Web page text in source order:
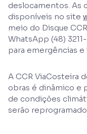
deslocamentos. As
disponíveis no site
meio do Disque
WhatsApp (48)
para emergências
A CCR ViaCosteira
obras é dinâmico e
de condições
serão